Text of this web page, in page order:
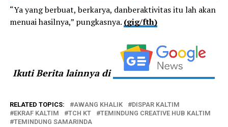
“Ya yang berbuat, berkarya, danberaktivitas itu lah akan
menuai hasilnya,” pungkasnya. (gig/fth)
Ikuti Berita lainnya di
RELATED TOPICS: AWANG KHALIK
DISPAR KALTIM
EKRAF KALTIM
TCH KT
TEMINDUNG CREATIVE HUB KALTIM
TEMINDUNG SAMARINDA